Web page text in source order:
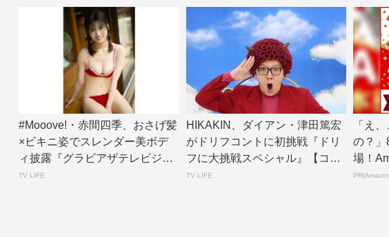
#Mooove!・赤間四季、おさげ髪
×ビキニ姿でスレンダー美ボデ
ィ披露『グラビアザテレビジョ
ン』アザ...
TV LIFE
HIKAKIN、ダイアン・津田篤宏
がドリフコントに初挑戦『ドリ
フに大挑戦スペシャル』【コメ
ントあり】...
TV LIFE
「え
の？」
場！